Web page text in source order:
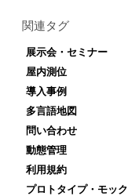
関連タグ
展示会・セミナー
屋内測位
導入事例
多言語地図
問い合わせ
動態管理
利用規約
プロトタイプ・モック